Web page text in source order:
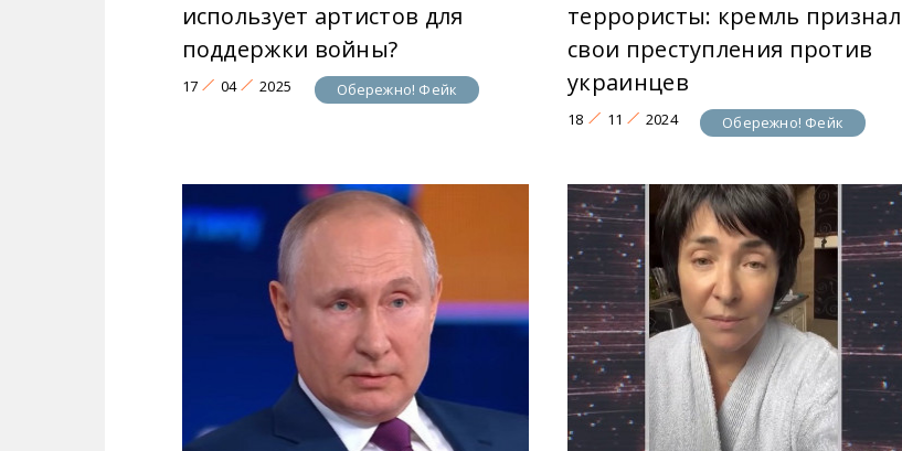
использует артистов для
поддержки войны?
17 04 2025 Обережно! Фейк
террористы: кремль признал
свои преступления против
украинцев
18 11 2024 Обережно! Фейк